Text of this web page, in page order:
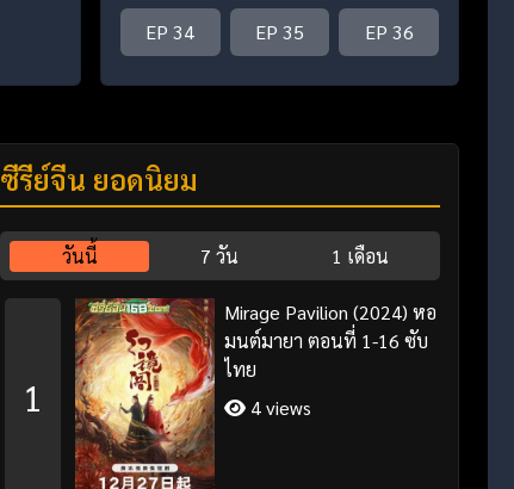
EP 34 EP 35 EP 36
ซีรี่ย์จีน ยอดนิยม
วันนี้ 7 วัน 1 เดือน
1
Mirage Pavilion (2024) หอ
มนต์มายา ตอนที่ 1-16 ซับ
ไทย
4 views